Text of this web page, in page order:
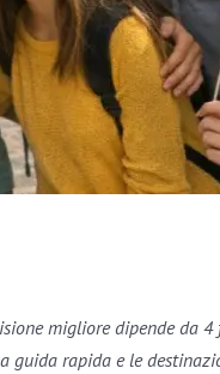
migliore dipende
guida rapida e le